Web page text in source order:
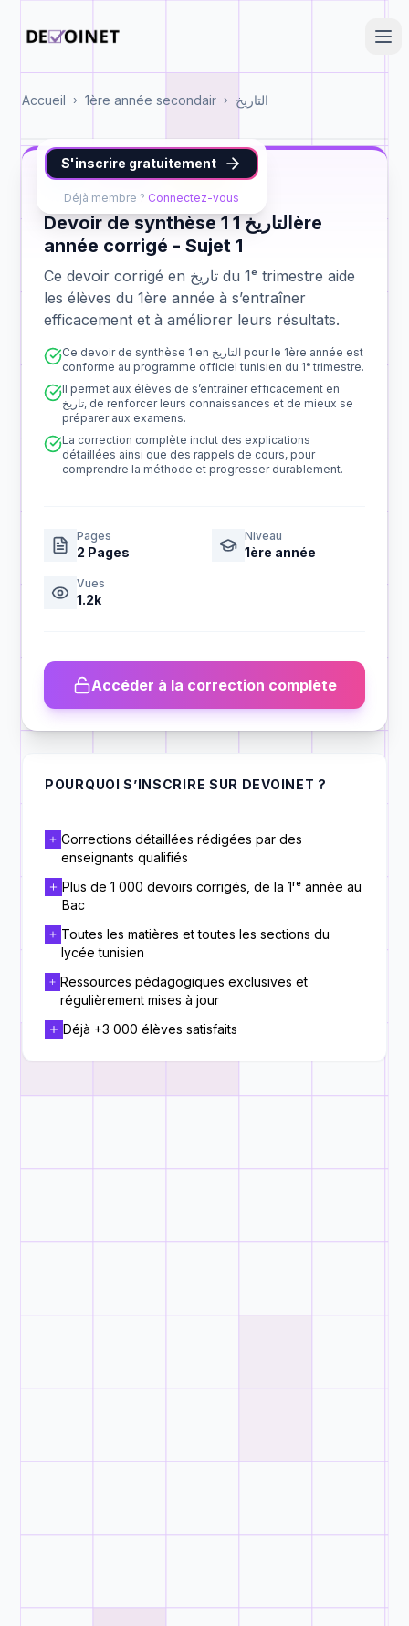
Accueil › 1ère année secondair › التاريخ
S'inscrire gratuitement
Déjà membre ? Connectez-vous
تاريخ 1ère année synthèse 1
Devoir de synthèse 1 التاريخ 1ère
année corrigé - Sujet 1
Ce devoir corrigé en تاريخ du 1ᵉ trimestre aide
les élèves du 1ère année à s’entraîner
efficacement et à améliorer leurs résultats.
Ce devoir de synthèse 1 en التاريخ pour le 1ère année est
conforme au programme officiel tunisien du 1ᵉ trimestre.
Il permet aux élèves de s’entraîner efficacement en
تاريخ, de renforcer leurs connaissances et de mieux se
préparer aux examens.
La correction complète inclut des explications
détaillées ainsi que des rappels de cours, pour
comprendre la méthode et progresser durablement.
Pages
2 Pages
Niveau
1ère année
Vues
1.2k
Accéder à la correction complète
POURQUOI S’INSCRIRE SUR DEVOINET ?
Corrections détaillées rédigées par des
enseignants qualifiés
Plus de 1 000 devoirs corrigés, de la 1ʳᵉ année au
Bac
Toutes les matières et toutes les sections du
lycée tunisien
Ressources pédagogiques exclusives et
régulièrement mises à jour
Déjà +3 000 élèves satisfaits